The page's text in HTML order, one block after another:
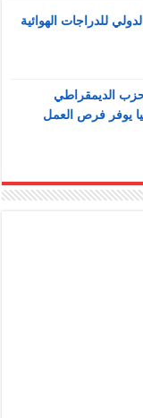
للدراجات الهوائية
الديمقراطي
يوفر فرص العمل